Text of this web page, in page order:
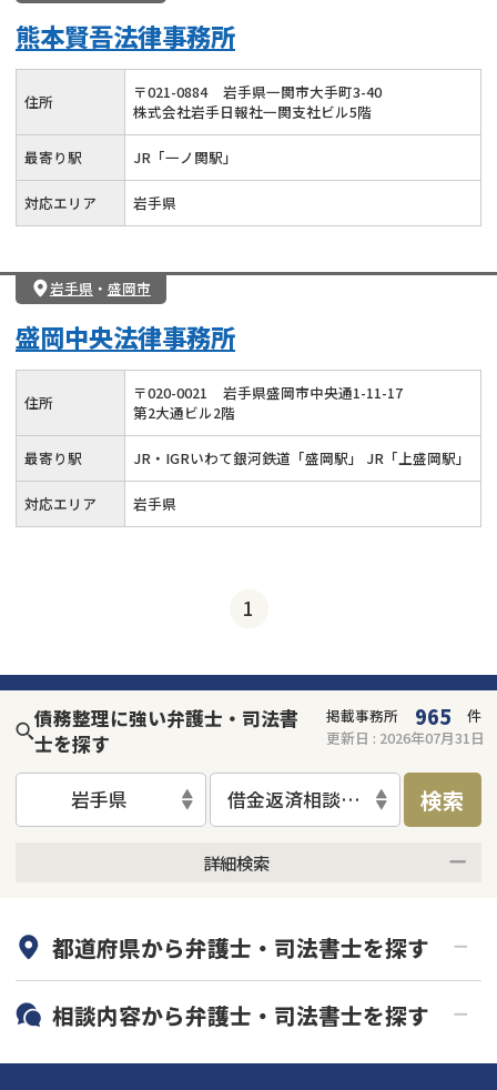
熊本賢吾法律事務所
住所 〒021-0884
岩手県一関市大手町3-40
株式会社岩手日報社一関支社ビル5階
最寄り駅 JR「一ノ関駅」
対応エリア 岩手県
岩手県 ・ 盛岡市
盛岡中央法律事務所
住所 〒020-0021
岩手県盛岡市中央通1-11-17
第2大通ビル2階
最寄り駅 JR・IGRいわて銀河鉄道「盛岡駅」 JR「上盛岡駅」
対応エリア 岩手県
1
債務整理に強い弁護士・司法書
士を探す
掲載事務所 965
件
更新日 : 2026年07月31日
岩手県 借金返済相談・交渉 検索
詳細検索
初回相談無料
土日祝の相談可能
都道府県から弁護士・司法書士を探す
北海道・東北
北海道 青森県
関東
相談内容から弁護士・司法書士を探す